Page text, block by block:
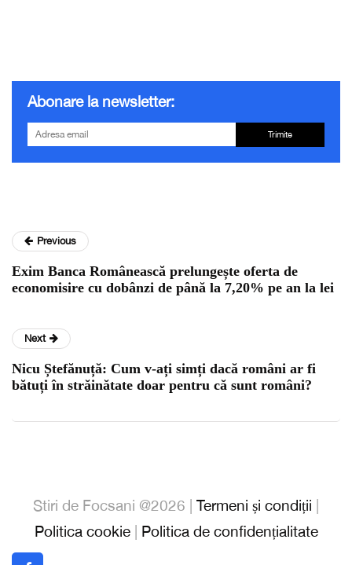
Abonare la newsletter:
Trimite
Previous
Exim Banca Românească prelungește oferta de
economisire cu dobânzi de până la 7,20% pe an la lei
Next
Nicu Ștefănuță: Cum v-ați simți dacă români ar fi
bătuți în străinătate doar pentru că sunt români?
Stiri de Focsani @2026 | Termeni și condiții
Politica cookie| Politica de confidențialitate